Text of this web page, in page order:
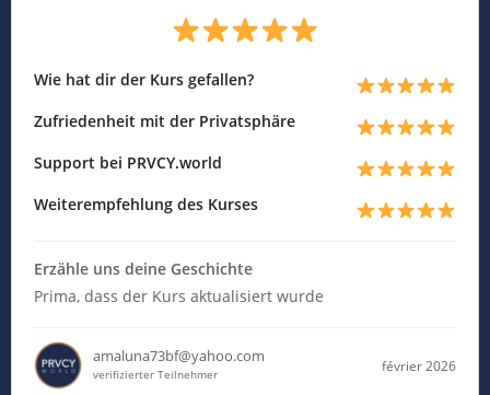
Wie hat dir der Kurs gefallen?
Zufriedenheit mit der Privatsphäre
Support bei PRVCY.world
Weiterempfehlung des Kurses
Erzähle uns deine Geschichte
Prima, dass der Kurs aktualisiert wurde
amaluna73bf@yahoo.com
verifizierter Teilnehmer
février 2026